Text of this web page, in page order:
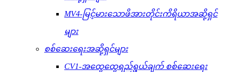
MV4-မြင့်မားသောဖိအားတိုင်းကိရိယာအဆို့ရှင်
များ
စစ်ဆေးရေးအဆို့ရှင်များ
CV1-အထွေထွေရည်ရွယ်ချက် စစ်ဆေးရေး